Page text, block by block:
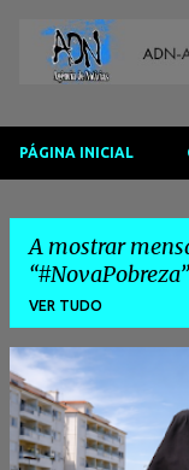
PÁGINA INICIAL
A mostrar
#NovaPobreza
VER TUDO
M
e